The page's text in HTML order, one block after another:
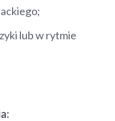
lub w rytmie